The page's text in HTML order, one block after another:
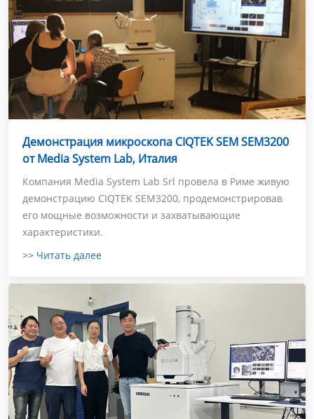
Демонстрация микроскопа CIQTEK SEM SEM3200
от Media System Lab, Италия
Компания Media System Lab Srl провела в Риме живую
демонстрацию CIQTEK SEM3200, продемонстрировав
его мощные возможности и захватывающие
характеристики.
>> Читать далее